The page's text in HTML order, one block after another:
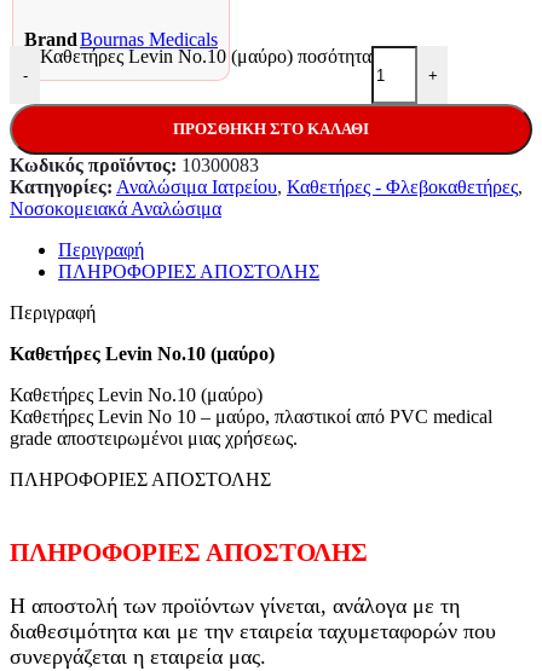
BrandBournas Medicals
-
Καθετήρες Levin Νο.10 (μαύρο) ποσότητα
+
ΠΡΟΣΘΉΚΗ ΣΤΟ ΚΑΛΆΘΙ
Κωδικός προϊόντος: 10300083
Κατηγορίες: Αναλώσιμα Ιατρείου, Καθετήρες - Φλεβοκαθετήρες,
Νοσοκομειακά Αναλώσιμα
Περιγραφή
ΠΛΗΡΟΦΟΡΙΕΣ ΑΠΟΣΤΟΛΗΣ
Περιγραφή
Καθετήρες Levin Νο.10 (μαύρο)
Καθετήρες Levin Νο.10 (μαύρο)
Καθετήρες Levin Νο 10 – μαύρο, πλαστικοί από PVC medical
grade αποστειρωμένοι μιας χρήσεως.
ΠΛΗΡΟΦΟΡΙΕΣ ΑΠΟΣΤΟΛΗΣ
ΠΛΗΡΟΦΟΡΙΕΣ ΑΠΟΣΤΟΛΗΣ
Η αποστολή των προϊόντων γίνεται, ανάλογα με τη
διαθεσιμότητα και με την εταιρεία ταχυμεταφορών που
συνεργάζεται η εταιρεία μας.